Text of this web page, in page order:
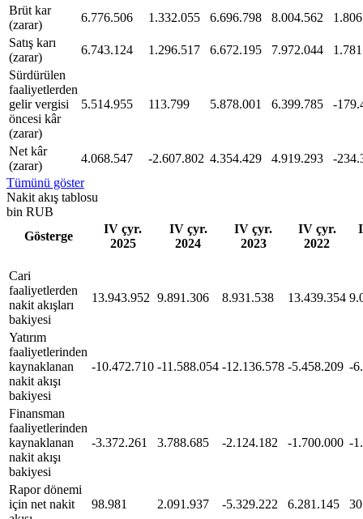
Brüt kar
(zarar)
6.776.506 1.332.055 6.696.798 8.004.562
Satış karı
(zarar)
6.743.124 1.296.517 6.672.195 7.972.044
Sürdürülen
faaliyetlerden
gelir vergisi
öncesi kâr
(zarar)
5.514.955 113.799 5.878.001 6.399.785 -
Net kâr
(zarar)
4.068.547 -2.607.802 4.354.429 4.919.293
-
Tümünü göster
Nakit akış tablosu
bin RUB
Gösterge
IV çyr.
2025
IV çyr.
2024
IV çyr.
2023
IV çyr.
2022
Cari
faaliyetlerden
nakit akışları
bakiyesi
13.943.952 9.891.306 8.931.538 13.439.354
Yatırım
faaliyetlerinden
kaynaklanan
nakit akışı
bakiyesi
-10.472.710 -11.588.054 -12.136.578 -5.458.209 -
Finansman
faaliyetlerinden
kaynaklanan
nakit akışı
bakiyesi
-3.372.261 3.788.685 -2.124.182 -1.700.000 -
Rapor dönemi
için net nakit
98.981 2.091.937 -5.329.222 6.281.145